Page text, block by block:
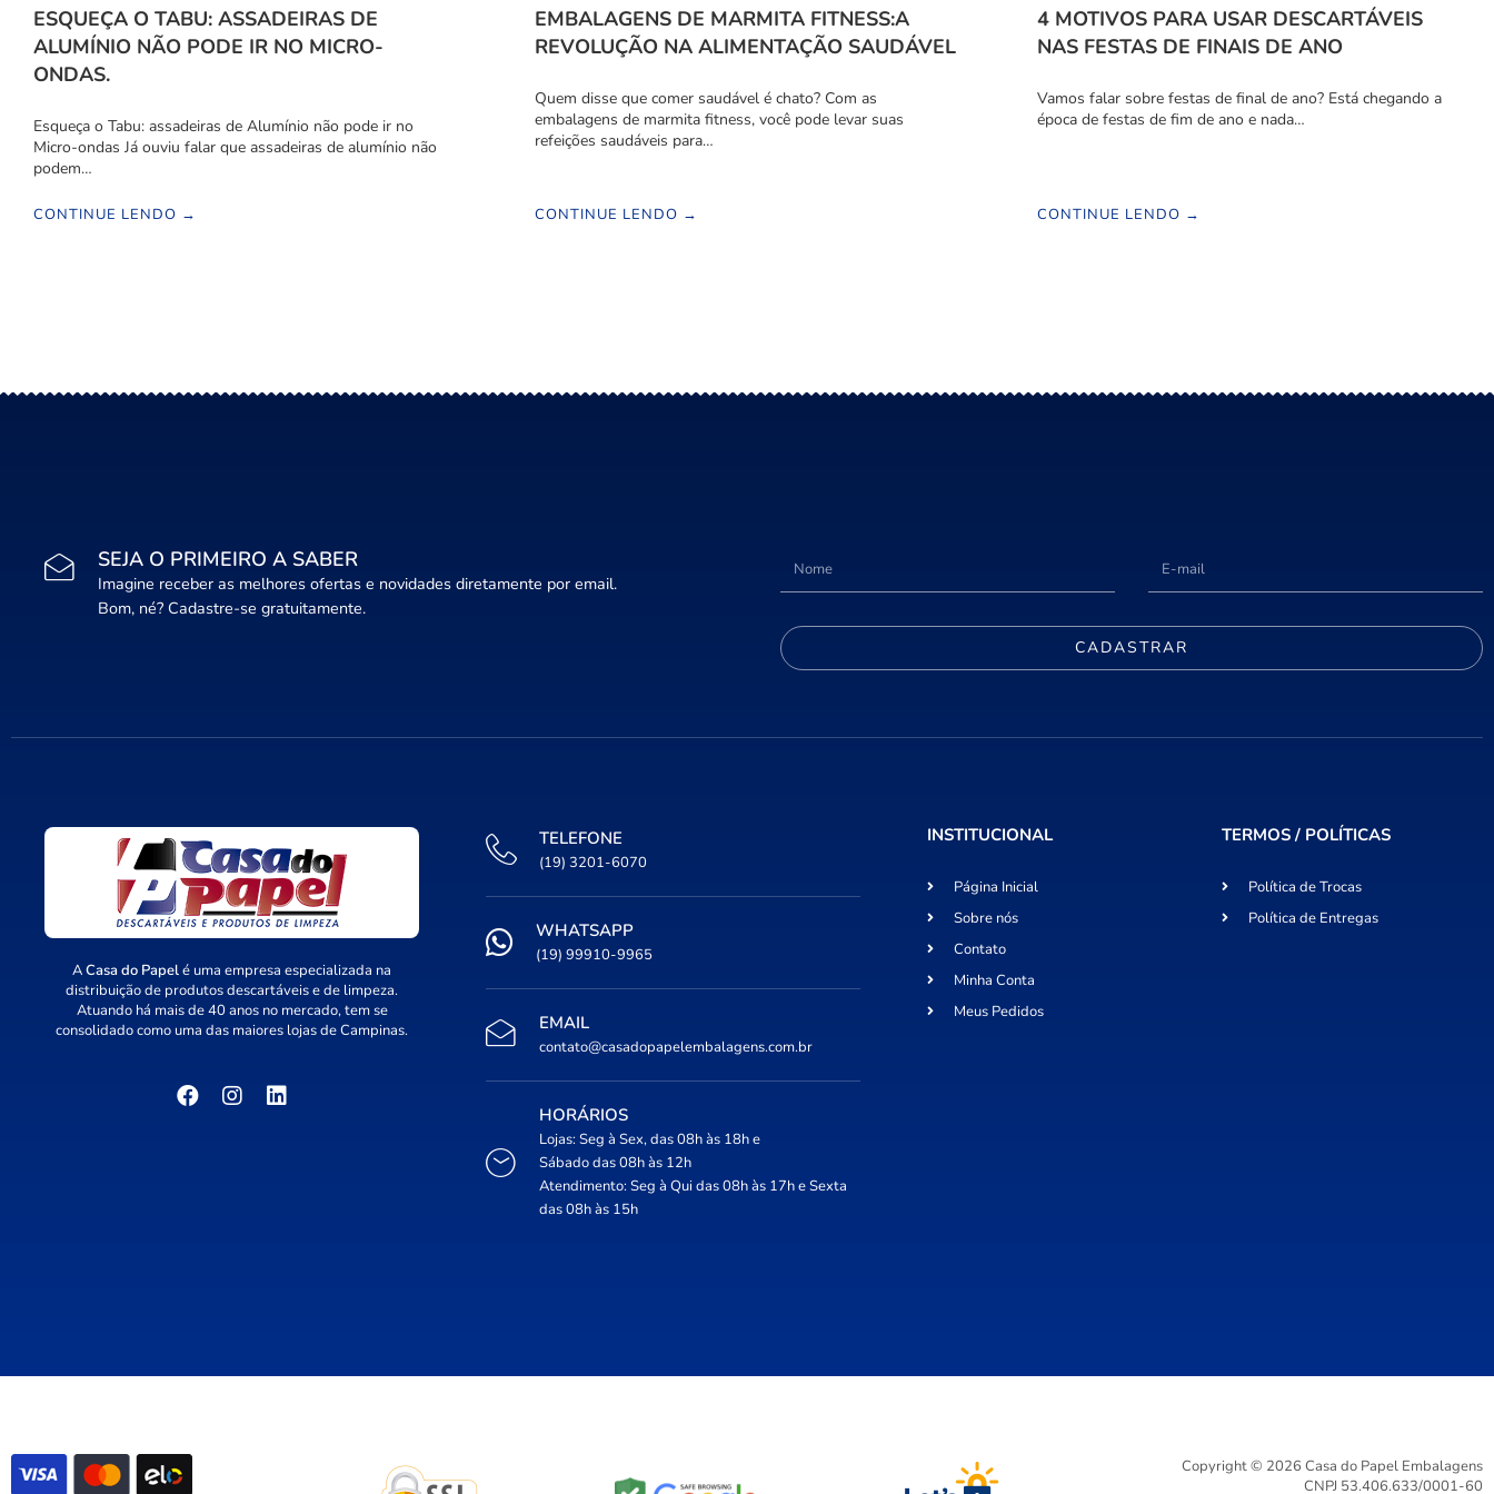
ESQUEÇA O TABU: ASSADEIRAS DE
ALUMÍNIO NÃO PODE IR NO MICRO-
ONDAS.
Esqueça o Tabu: assadeiras de Alumínio não pode ir no
Micro-ondas Já ouviu falar que assadeiras de alumínio não
podem…
CONTINUE LENDO →
EMBALAGENS DE MARMITA FITNESS:A
REVOLUÇÃO NA ALIMENTAÇÃO SAUDÁVEL
Quem disse que comer saudável é chato? Com as
embalagens de marmita fitness, você pode levar suas
refeições saudáveis para…
CONTINUE LENDO →
4 MOTIVOS PARA USAR DESCARTÁVEIS
NAS FESTAS DE FINAIS DE ANO
Vamos falar sobre festas de final de ano? Está chegando a
época de festas de fim de ano e nada…
CONTINUE LENDO →
SEJA O PRIMEIRO A SABER
Imagine receber as melhores ofertas e novidades diretamente por email.
Bom, né? Cadastre-se gratuitamente.
CADASTRAR
ACasa do Papelé uma empresa especializada na
distribuição de produtos descartáveis e de limpeza.
Atuando há mais de 40 anos no mercado, tem se
consolidado como uma das maiores lojas de Campinas.
TELEFONE
(19) 3201-6070
WHATSAPP
(19) 99910-9965
EMAIL
contato@casadopapelembalagens.com.br
HORÁRIOS
Lojas: Seg à Sex, das 08h às 18h e
Sábado das 08h às 12h
Atendimento: Seg à Qui das 08h às 17h e Sexta
das 08h às 15h
INSTITUCIONAL
Página Inicial
Sobre nós
Contato
Minha Conta
Meus Pedidos
TERMOS / POLÍTICAS
Política de Trocas
Política de Entregas
Copyright © 2026 Casa do Papel Embalagens
CNPJ 53.406.633/0001-60